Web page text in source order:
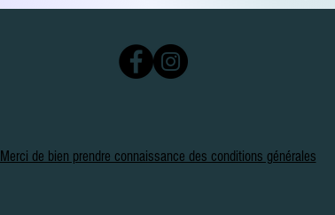
Merci de bien prendre connaissance des conditions générales